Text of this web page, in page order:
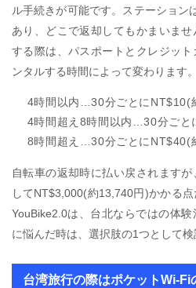
ル手続きが可能です。ステーション
あり、どこで返却してもかまいま
する際は、パスポートとクレジッ
ンタルする時間によって変わります。
4時間以内…30分ごとにNT$10(
4時間超え8時間以内…30分ごと
8時間超え…30分ごとにNT$40(
自転車の返却時に払い戻されます
してNT$3,000(約13,740円)かかる
YouBike2.0は、台北ならではの体
に悩んだ時は、選択肢の1つとして検
台湾旅行の際はポケットWi-Fi